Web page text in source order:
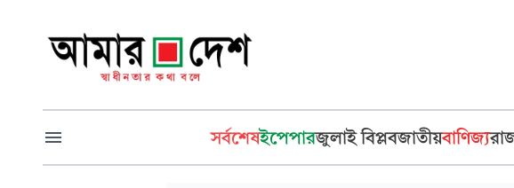
সর্বশেষইপেপারজুলাই বিপ্লবজাতীয়বাণিজ্য